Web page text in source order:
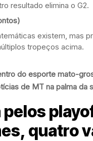
resultado elimina o G2.
existem, mas
tropeços acima.
do esporte mato-
de MT na palma da
pelos
quatro